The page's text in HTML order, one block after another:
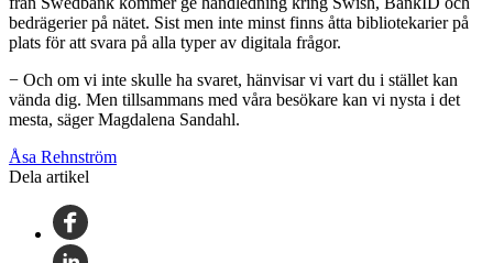
bedrägerier på nätet. Sist men inte minst finns åtta bibliotekarier på
plats för att svara på alla typer av digitala frågor.
− Och om vi inte skulle ha svaret, hänvisar vi vart du i stället kan
vända dig. Men tillsammans med våra besökare kan vi nysta i det
mesta, säger Magdalena Sandahl.
Åsa Rehnström
Dela artikel